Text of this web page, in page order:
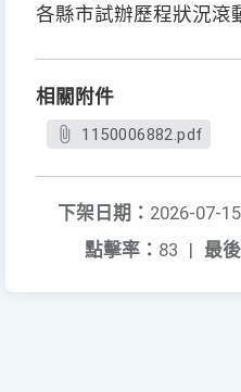
各縣市試辦歷程狀況滾
相關附件
1150006882.pdf
下架日期： 2026-07-15
最
點擊率： 83 |